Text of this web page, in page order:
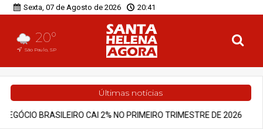
Sexta, 07 de Agosto de 2026 20:41
20°
São Paulo, SP
Últimas notícias
CAI 2% NO PRIMEIRO TRIMESTRE DE 2026 Notícias GOIÁS